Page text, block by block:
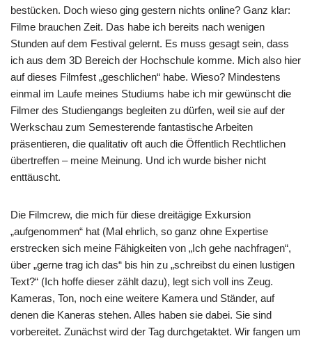
bestücken. Doch wieso ging gestern nichts online? Ganz klar:
Filme brauchen Zeit. Das habe ich bereits nach wenigen
Stunden auf dem Festival gelernt. Es muss gesagt sein, dass
ich aus dem 3D Bereich der Hochschule komme. Mich also hier
auf dieses Filmfest „geschlichen“ habe. Wieso? Mindestens
einmal im Laufe meines Studiums habe ich mir gewünscht die
Filmer des Studiengangs begleiten zu dürfen, weil sie auf der
Werkschau zum Semesterende fantastische Arbeiten
präsentieren, die qualitativ oft auch die Öffentlich Rechtlichen
übertreffen – meine Meinung. Und ich wurde bisher nicht
enttäuscht.
Die Filmcrew, die mich für diese dreitägige Exkursion
„aufgenommen“ hat (Mal ehrlich, so ganz ohne Expertise
erstrecken sich meine Fähigkeiten von „Ich gehe nachfragen“,
über „gerne trag ich das“ bis hin zu „schreibst du einen lustigen
Text?“ (Ich hoffe dieser zählt dazu), legt sich voll ins Zeug.
Kameras, Ton, noch eine weitere Kamera und Ständer, auf
denen die Kaneras stehen. Alles haben sie dabei. Sie sind
vorbereitet. Zunächst wird der Tag durchgetaktet. Wir fangen um